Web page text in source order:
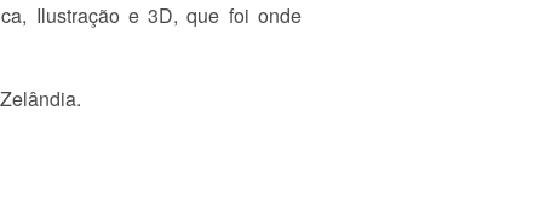
Ilustração e 3D, que foi onde